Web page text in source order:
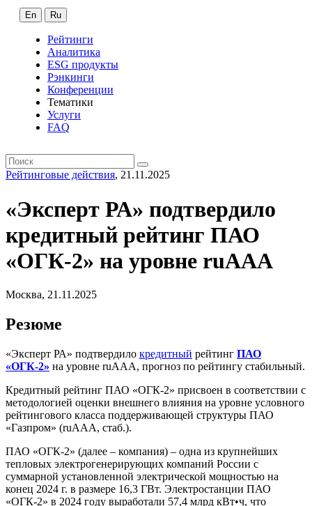
En Ru
Рейтинги
Аналитика
ESG продукты
Рэнкинги
Конференции
Тематики
Услуги
FAQ
Рейтинговые действия, 21.11.2025
«Эксперт РА» подтвердило
кредитный рейтинг ПАО
«ОГК-2» на уровне ruААА
Москва, 21.11.2025
Резюме
«Эксперт РА» подтвердило кредитный рейтинг ПАО
«ОГК-2» на уровне ruААА, прогноз по рейтингу стабильный.
Кредитный рейтинг ПАО «ОГК-2» присвоен в соответствии с
методологией оценки внешнего влияния на уровне условного
рейтингового класса поддерживающей структуры ПАО
«Газпром» (ruААA, стаб.).
ПАО «ОГК-2» (далее – компания) – одна из крупнейших
тепловых электрогенерирующих компаний России с
суммарной установленной электрической мощностью на
конец 2024 г. в размере 16,3 ГВт. Электростанции ПАО
«ОГК-2» в 2024 году выработали 57,4 млрд кВт•ч, что